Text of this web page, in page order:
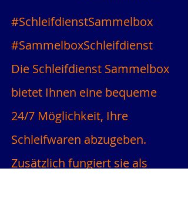
#SchleifdienstSammelbox
#SammelboxSchleifdienst
Die Schleifdienst Sammelbox
bietet Ihnen eine bequeme
24/7 Möglichkeit, Ihre
Schleifwaren abzugeben.
Zusätzlich fungiert sie als